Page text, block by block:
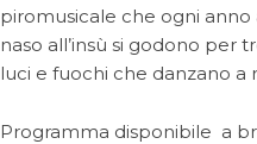
piromusicale che ogni anno
naso all’insù si godono per
luci e fuochi che danzano a
Programma disponibile a